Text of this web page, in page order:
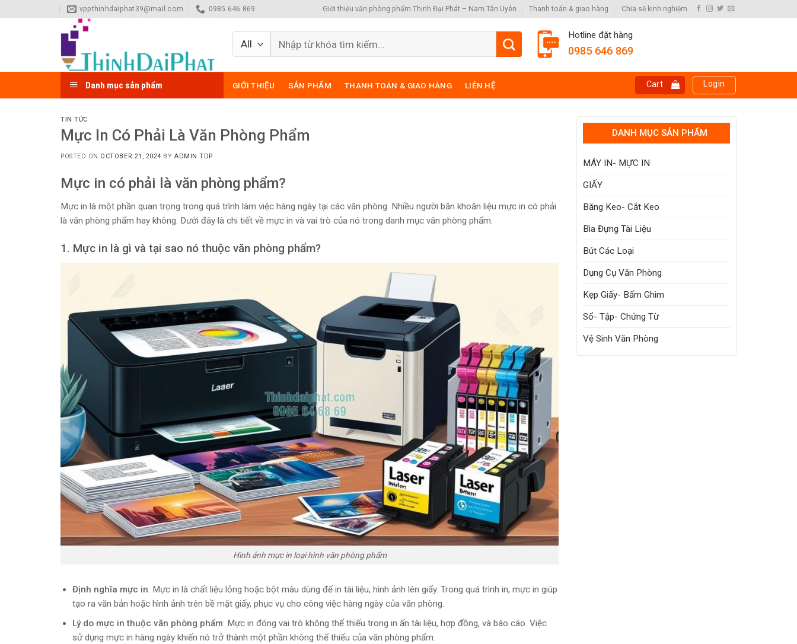
to
vppthinhdaiphat39@mail.com 0985 646 869 Giới thiệu văn phòng phẩm Thịnh Đại Phát – Nam Tân Uyên Thanh toán & giao hàng Chia sẽ kinh nghiệm
Search
Hotline đặt hàng
0985 646 869
Danh mục sản phẩm GIỚI THIỆU SẢN PHẨM THANH TOÁN & GIAO HÀNG LIÊN HỆ Cart Login
TIN TỨC
Mực In Có Phải Là Văn Phòng Phẩm
POSTED ON OCTOBER 21, 2024 BY ADMIN TDP
Mực in có phải là văn phòng phẩm?
Mực in là một phần quan trọng trong quá trình làm việc hàng ngày tại các văn phòng. Nhiều người băn khoăn liệu mực in có phải
là văn phòng phẩm hay không. Dưới đây là chi tiết về mực in và vai trò của nó trong danh mục văn phòng phẩm.
1. Mực in là gì và tại sao nó thuộc văn phòng phẩm?
Hình ảnh mực in loại hình văn phòng phẩm
Định nghĩa mực in: Mực in là chất liệu lỏng hoặc bột màu dùng để in tài liệu, hình ảnh lên giấy. Trong quá trình in, mực in giúp
tạo ra văn bản hoặc hình ảnh trên bề mặt giấy, phục vụ cho công việc hàng ngày của văn phòng.
Lý do mực in thuộc văn phòng phẩm: Mực in đóng vai trò không thể thiếu trong in ấn tài liệu, hợp đồng, và báo cáo. Việc
sử dụng mực in hàng ngày khiến nó trở thành một phần không thể thiếu của văn phòng phẩm.
DANH MỤC SẢN PHẨM
MÁY IN- MỰC IN
GIẤY
Băng Keo- Cắt Keo
Bìa Đựng Tài Liệu
Bút Các Loại
Dụng Cụ Văn Phòng
Kẹp Giấy- Bấm Ghim
Sổ- Tập- Chứng Từ
Vệ Sinh Văn Phòng